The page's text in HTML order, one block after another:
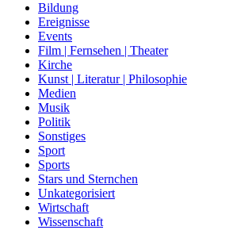
Bildung
Ereignisse
Events
Film | Fernsehen | Theater
Kirche
Kunst | Literatur | Philosophie
Medien
Musik
Politik
Sonstiges
Sport
Sports
Stars und Sternchen
Unkategorisiert
Wirtschaft
Wissenschaft